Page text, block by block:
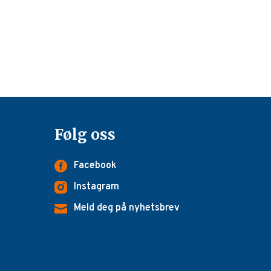
Følg oss
Facebook
Instagram
Meld deg på nyhetsbrev